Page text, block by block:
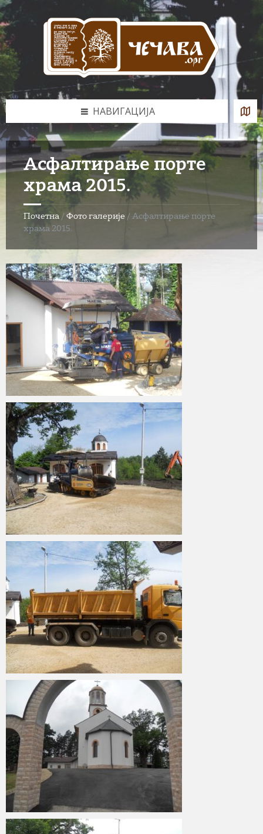
Skip
to
content
Skip
to
left
sidebar
Skip
to
footer
НАВИГАЦИЈА
Асфалтирање порте
храма 2015.
Почетна / Фото галерије / Асфалтирање порте
храма 2015.